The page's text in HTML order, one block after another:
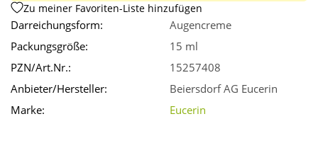
Zu meiner Favoriten-Liste hinzufügen
Darreichungsform:
Augencreme
Packungsgröße:
15 ml
PZN/Art.Nr.:
15257408
Anbieter/Hersteller:
Beiersdorf AG Eucerin
Marke:
Eucerin